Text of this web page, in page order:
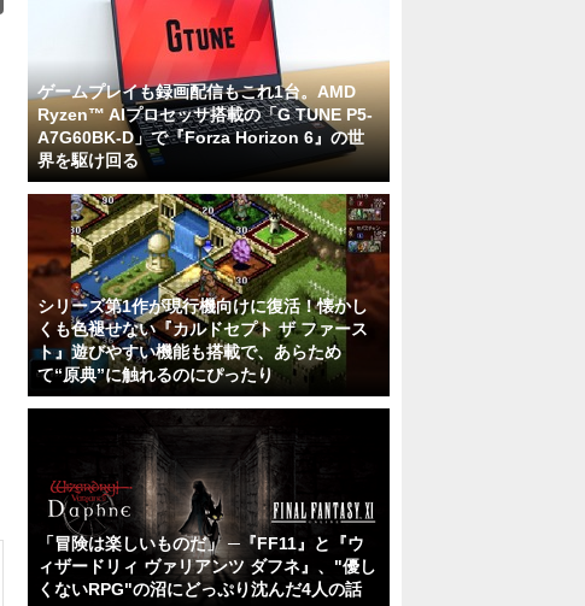
ゲームプレイも録画配信もこれ1台。AMD
Ryzen™ AIプロセッサ搭載の「G TUNE P5-
A7G60BK-D」で『Forza Horizon 6』の世
界を駆け回る
シリーズ第1作が現行機向けに復活！懐かし
くも色褪せない『カルドセプト ザ ファース
ト』遊びやすい機能も搭載で、あらため
て“原典”に触れるのにぴったり
「冒険は楽しいものだ」 ─『FF11』と『ウ
ィザードリィ ヴァリアンツ ダフネ』、"優し
くないRPG"の沼にどっぷり沈んだ4人の話